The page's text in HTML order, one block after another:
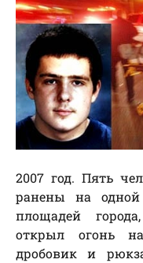
2007 год. Пять
ранены на
площадей
открыл огонь
дробовик и